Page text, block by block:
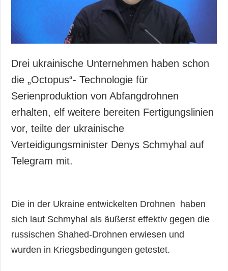
Drei ukrainische Unternehmen haben schon
die „Octopus“- Technologie für
Serienproduktion von Abfangdrohnen
erhalten, elf weitere bereiten Fertigungslinien
vor, teilte der ukrainische
Verteidigungsminister Denys Schmyhal auf
Telegram mit.
Die in der Ukraine entwickelten Drohnen haben
sich laut Schmyhal als äußerst effektiv gegen die
russischen Shahed-Drohnen erwiesen und
wurden in Kriegsbedingungen getestet.